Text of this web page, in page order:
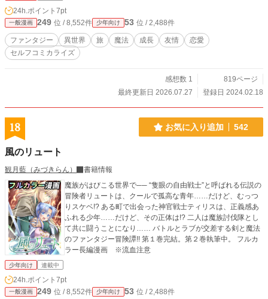
l/351424555/397851850 小説家になろう版： https://ncode.s
yosetu.com/n0062cw/
24h.ポイント 7pt
一般漫画 249 位 / 8,552件 少年向け 53 位 / 2,488件
ファンタジー 異世界 旅 魔法 成長 友情
恋愛
セルフコミカライズ
感想数 1
819ページ
最終更新日 2026.07.27
登録日 2024.02.18
18 お気に入り追加 542
風のリュート
観月藍（みづきらん）
書籍情報
魔族がはびこる世界で── “隻眼の自由戦士”と呼ばれる伝説の
冒険者リュートは、クールで孤高な青年……だけど、むっつ
りスケベ!? ある町で出会った神官戦士ティリスは、正義感あ
ふれる少年……だけど、その正体は!? 二人は魔族討伐隊とし
て共に闘うことになり…… バトルとラブが交差する剣と魔法
のファンタジー冒険譚!! 第１巻完結。第２巻執筆中。 フルカ
ラー長編漫画 ※流血注意
少年向け 連載中
24h.ポイント 7pt
一般漫画 249 位 / 8,552件 少年向け 53 位 / 2,488件